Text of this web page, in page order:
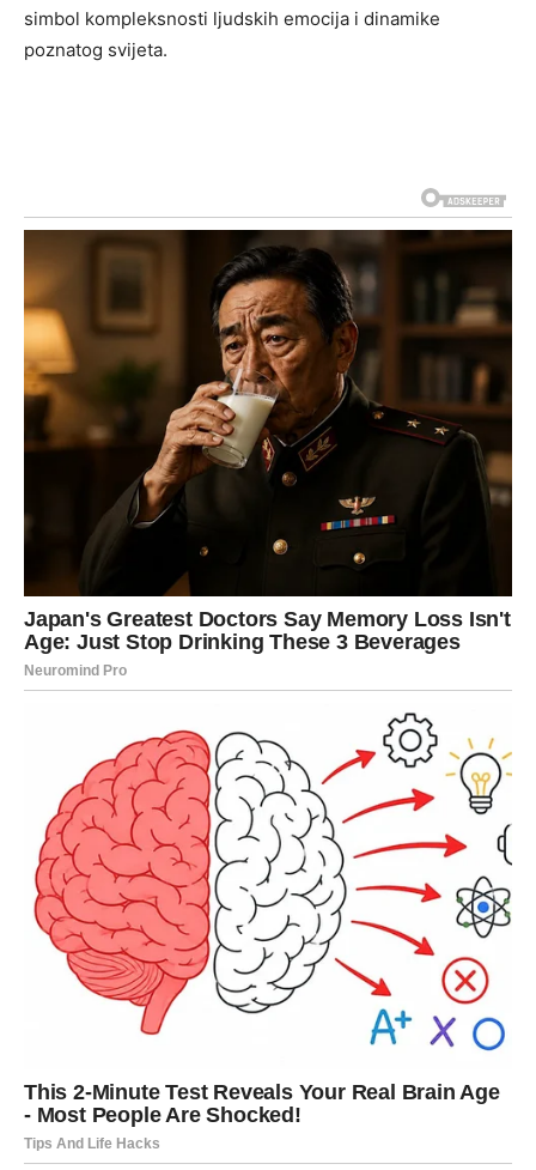
simbol kompleksnosti ljudskih emocija i dinamike
poznatog svijeta.